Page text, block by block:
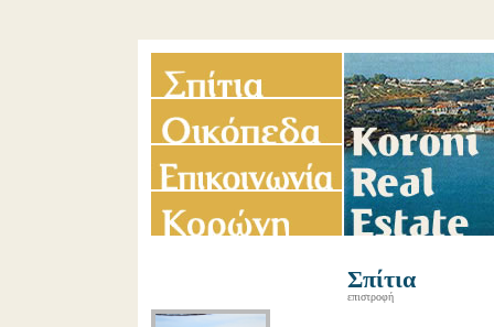
Σπίτια
επιστροφή